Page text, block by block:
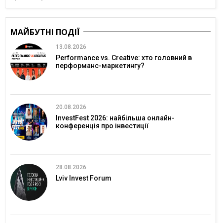
МАЙБУТНІ ПОДІЇ
13.08.2026
Performance vs. Creative: хто головний в
перформанс-маркетингу?
20.08.2026
InvestFest 2026: найбільша онлайн-
конференція про інвестиції
28.08.2026
Lviv Invest Forum